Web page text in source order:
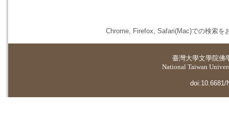
Chrome, Firefox, Safari(Mac)での検索を
臺灣大學文學院佛
National Taiwan
doi:10.6681/